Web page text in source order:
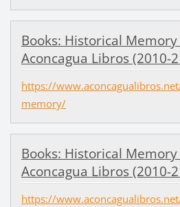
Books: Historical
Aconcagua Libros (2010-
https://
memory/
Books: Historical
Aconcagua Libros (2010-
https://